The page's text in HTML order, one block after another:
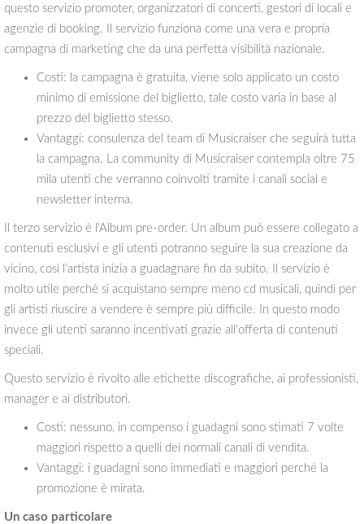
questo servizio promoter, organizzatori di concerti, gestori di locali e
agenzie di booking. Il servizio funziona come una vera e propria
campagna di marketing che da una perfetta visibilità nazionale.
Costi: la campagna è gratuita, viene solo applicato un costo
minimo di emissione del biglietto, tale costo varia in base al
prezzo del biglietto stesso.
Vantaggi: consulenza del team di Musicraiser che seguirà tutta
la campagna. La community di Musicraiser contempla oltre 75
mila utenti che verranno coinvolti tramite i canali social e
newsletter interna.
Il terzo servizio è l’Album pre-order. Un album può essere collegato a
contenuti esclusivi e gli utenti potranno seguire la sua creazione da
vicino, così l’artista inizia a guadagnare fin da subito. Il servizio è
molto utile perché si acquistano sempre meno cd musicali, quindi per
gli artisti riuscire a vendere è sempre più difficile. In questo modo
invece gli utenti saranno incentivati grazie all’offerta di contenuti
speciali.
Questo servizio è rivolto alle etichette discografiche, ai professionisti,
manager e ai distributori.
Costi: nessuno, in compenso i guadagni sono stimati 7 volte
maggiori rispetto a quelli dei normali canali di vendita.
Vantaggi: i guadagni sono immediati e maggiori perché la
promozione è mirata.
Un caso particolare